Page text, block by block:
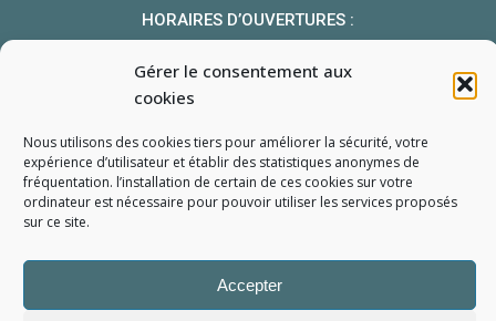
Gérer le consentement aux
cookies
Nous utilisons des cookies tiers pour améliorer la sécurité, votre
expérience d’utilisateur et établir des statistiques anonymes de
fréquentation. l’installation de certain de ces cookies sur votre
ordinateur est nécessaire pour pouvoir utiliser les services proposés
sur ce site.
Accepter
HORAIRES D’OUVERTURES :
Le samedi : 10h-13h 14h-18h
Mon compte
Formulaire de demande de pièce